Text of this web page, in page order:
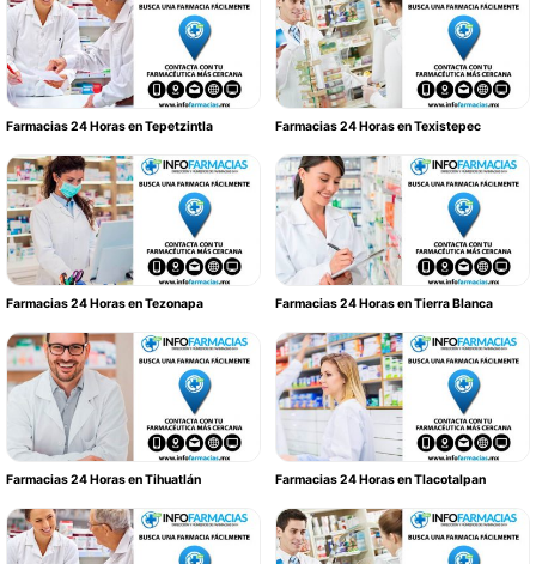
Farmacias 24 Horas en Tepetzintla Farmacias 24 Horas en Texistepec
Farmacias 24 Horas en Tezonapa Farmacias 24 Horas en Tierra Blanca
Farmacias 24 Horas en Tihuatlán Farmacias 24 Horas en Tlacotalpan